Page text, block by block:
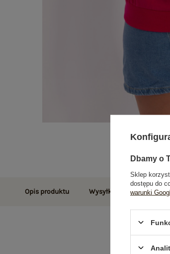
Opis produktu Wysyłka i dostawa
Dbamy o
Sklep
dostępu do
warunki